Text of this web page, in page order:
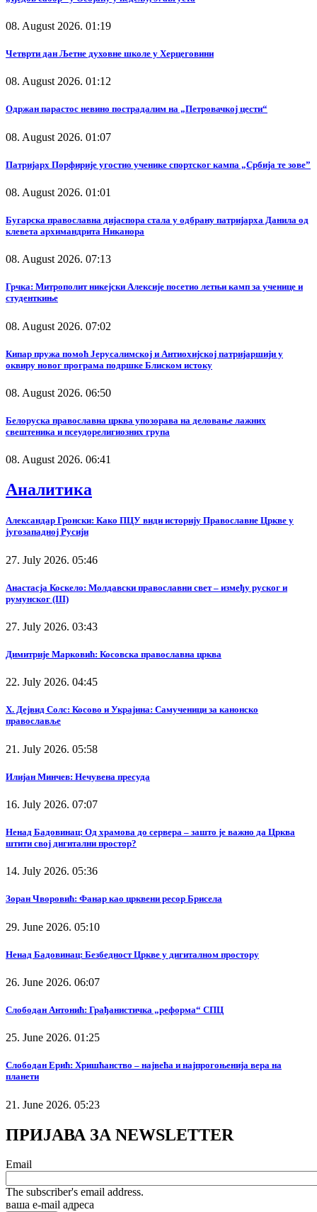
08. August 2026. 01:19
Четврти дан Љетне духовне школе у Херцеговини
08. August 2026. 01:12
Одржан парастос невино пострадалим на „Петровачкој цести“
08. August 2026. 01:07
Патријарх Порфирије угостио ученике спортског кампа „Србија те зове”
08. August 2026. 01:01
Бугарска православна дијаспора стала у одбрану патријарха Данила од
клевета архимандрита Никанора
08. August 2026. 07:13
Грчка: Митрополит никејски Алексије посетио летњи камп за ученице и
студенткиње
08. August 2026. 07:02
Кипар пружа помоћ Јерусалимској и Антиохијској патријаршији у
оквиру новог програма подршке Блиском истоку
08. August 2026. 06:50
Белоруска православна црква упозорава на деловање лажних
свештеника и псеудорелигиозних група
08. August 2026. 06:41
Аналитика
Александар Гронски: Како ПЦУ види историју Православне Цркве у
југозападној Русији
27. July 2026. 05:46
Анастасја Коскело: Молдавски православни свет – између руског и
румунског (III)
27. July 2026. 03:43
Димитрије Марковић: Косовска православна црква
22. July 2026. 04:45
Х. Дејвид Солс: Косово и Украјина: Самученици за канонско
православље
21. July 2026. 05:58
Илијан Минчев: Нечувена пресуда
16. July 2026. 07:07
Ненад Бадовинац: Од храмова до сервера – зашто је важно да Црква
штити свој дигитални простор?
14. July 2026. 05:36
Зоран Чворовић: Фанар као црквени ресор Брисела
29. June 2026. 05:10
Ненад Бадовинац: Безбедност Цркве у дигиталном простору
26. June 2026. 06:07
Слободан Антонић: Грађанистичка „реформа“ СПЦ
25. June 2026. 01:25
Слободан Ерић: Хришћанство – највећа и најпрогоњенија вера на
планети
21. June 2026. 05:23
ПРИЈАВА ЗА NEWSLETTER
Email
The subscriber's email address.
ваша е-mail адреса